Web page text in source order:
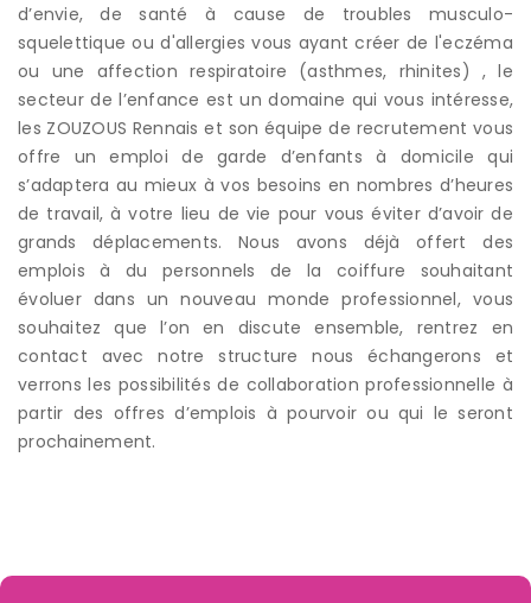
d’envie, de santé à cause de troubles musculo-
squelettique ou d'allergies vous ayant créer de l'eczéma
ou une affection respiratoire (asthmes, rhinites) , le
secteur de l’enfance est un domaine qui vous intéresse,
les ZOUZOUS Rennais et son équipe de recrutement vous
offre un emploi de garde d’enfants à domicile qui
s’adaptera au mieux à vos besoins en nombres d’heures
de travail, à votre lieu de vie pour vous éviter d’avoir de
grands déplacements. Nous avons déjà offert des
emplois à du personnels de la coiffure souhaitant
évoluer dans un nouveau monde professionnel, vous
souhaitez que l’on en discute ensemble, rentrez en
contact avec notre structure nous échangerons et
verrons les possibilités de collaboration professionnelle à
partir des offres d’emplois à pourvoir ou qui le seront
prochainement.